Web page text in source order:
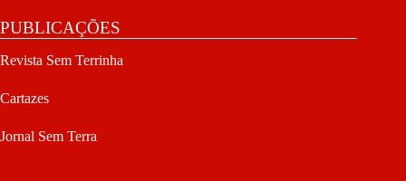
PUBLICAÇÕES
Revista Sem Terrinha
Cartazes
Jornal Sem Terra